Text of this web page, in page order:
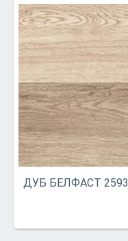
Натуральний
Коричневий
Світлий
Темний
Ясен
В’яз
Горіх
Екзотичні
ДУБ БЕЛФАСТ 2593